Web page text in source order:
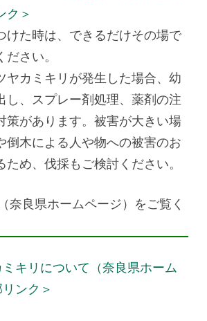
ク＞
けた時は、できるだけその場で
さい。
ヤカミキリが発生した場合、幼
し、スプレー剤処理、薬剤の注
策があります。被害が大きい場
倒木による人や物への被害のお
ため、伐採もご検討ください。
奈良県ホームページ）をご覧く
キリについて（奈良県ホーム
リンク＞